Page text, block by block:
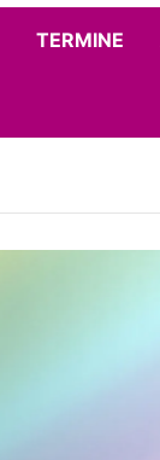
TERMINE